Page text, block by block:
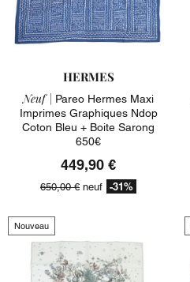
HERMES
Neuf | Pareo Hermes Maxi
Imprimes Graphiques Ndop
Coton Bleu + Boite Sarong
650€
449,90 €
650,00 € neuf -31%
Nouveau